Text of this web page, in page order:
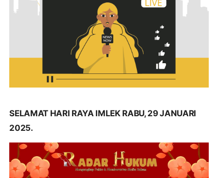
SELAMAT HARI RAYA IMLEK RABU, 29 JANUARI
2025.